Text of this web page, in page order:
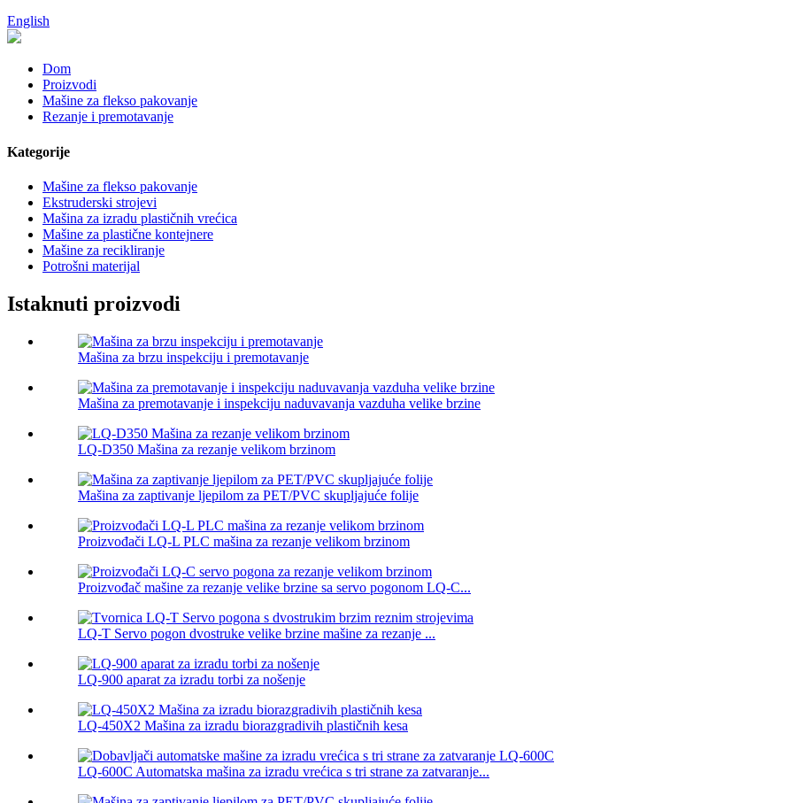
English
Dom
Proizvodi
Mašine za flekso pakovanje
Rezanje i premotavanje
Kategorije
Mašine za flekso pakovanje
Ekstruderski strojevi
Mašina za izradu plastičnih vrećica
Mašine za plastične kontejnere
Mašine za recikliranje
Potrošni materijal
Istaknuti proizvodi
Mašina za brzu inspekciju i premotavanje
Mašina za premotavanje i inspekciju naduvavanja vazduha velike brzine
LQ-D350 Mašina za rezanje velikom brzinom
Mašina za zaptivanje ljepilom za PET/PVC skupljajuće folije
Proizvođači LQ-L PLC mašina za rezanje velikom brzinom
Proizvođač mašine za rezanje velike brzine sa servo pogonom LQ-C...
LQ-T Servo pogon dvostruke velike brzine mašine za rezanje ...
LQ-900 aparat za izradu torbi za nošenje
LQ-450X2 Mašina za izradu biorazgradivih plastičnih kesa
LQ-600C Automatska mašina za izradu vrećica s tri strane za zatvaranje...